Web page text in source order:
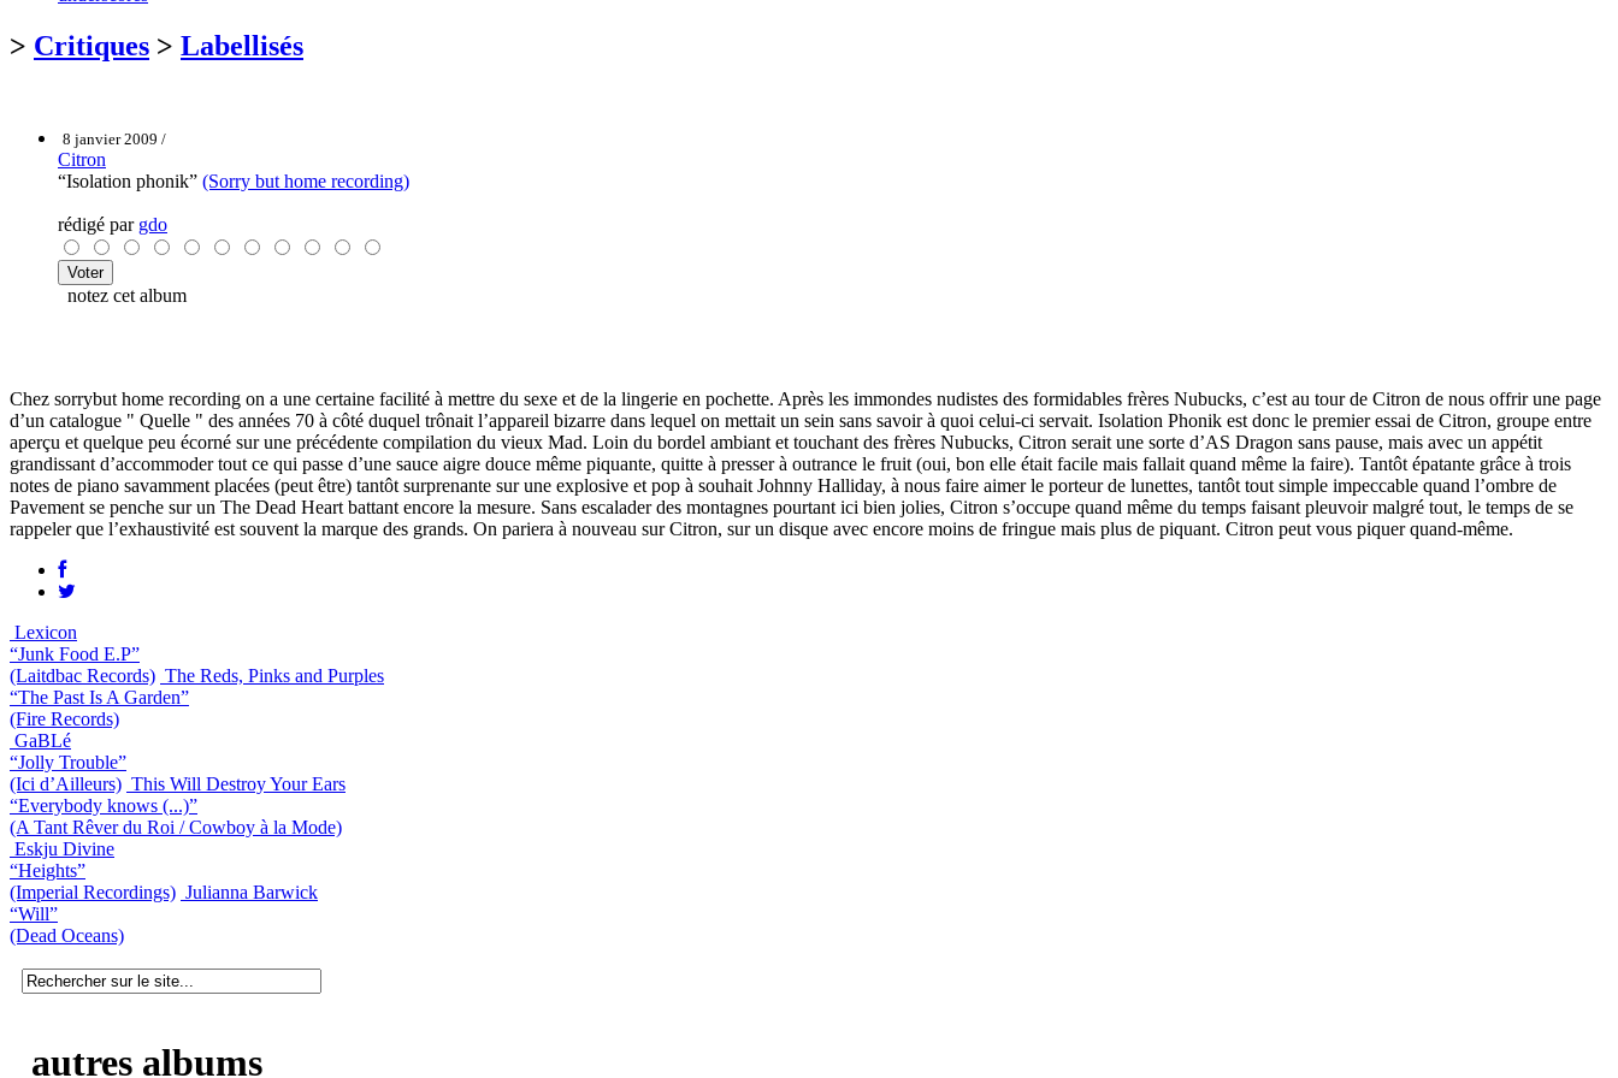
> Critiques > Labellisés
8 janvier 2009 /
Citron
“Isolation phonik” (Sorry but home recording)
rédigé par gdo
notez cet album
Chez sorrybut home recording on a une certaine facilité à mettre du sexe et de la lingerie en pochette. Après les immondes nudistes des formidables frères Nubucks, c’est au tour de Citron de nous offrir une page
d’un catalogue " Quelle " des années 70 à côté duquel trônait l’appareil bizarre dans lequel on mettait un sein sans savoir à quoi celui-ci servait. Isolation Phonik est donc le premier essai de Citron, groupe entre
aperçu et quelque peu écorné sur une précédente compilation du vieux Mad. Loin du bordel ambiant et touchant des frères Nubucks, Citron serait une sorte d’AS Dragon sans pause, mais avec un appétit
grandissant d’accommoder tout ce qui passe d’une sauce aigre douce même piquante, quitte à presser à outrance le fruit (oui, bon elle était facile mais fallait quand même la faire). Tantôt épatante grâce à trois
notes de piano savamment placées (peut être) tantôt surprenante sur une explosive et pop à souhait Johnny Halliday, à nous faire aimer le porteur de lunettes, tantôt tout simple impeccable quand l’ombre de
Pavement se penche sur un The Dead Heart battant encore la mesure. Sans escalader des montagnes pourtant ici bien jolies, Citron s’occupe quand même du temps faisant pleuvoir malgré tout, le temps de se
rappeler que l’exhaustivité est souvent la marque des grands. On pariera à nouveau sur Citron, sur un disque avec encore moins de fringue mais plus de piquant. Citron peut vous piquer quand-même.
Lexicon
“Junk Food E.P”
(Laitdbac Records) The Reds, Pinks and Purples
“The Past Is A Garden”
(Fire Records)
GaBLé
“Jolly Trouble”
(Ici d’Ailleurs) This Will Destroy Your Ears
“Everybody knows (...)”
(A Tant Rêver du Roi / Cowboy à la Mode)
Eskju Divine
“Heights”
(Imperial Recordings) Julianna Barwick
“Will”
(Dead Oceans)
autres albums